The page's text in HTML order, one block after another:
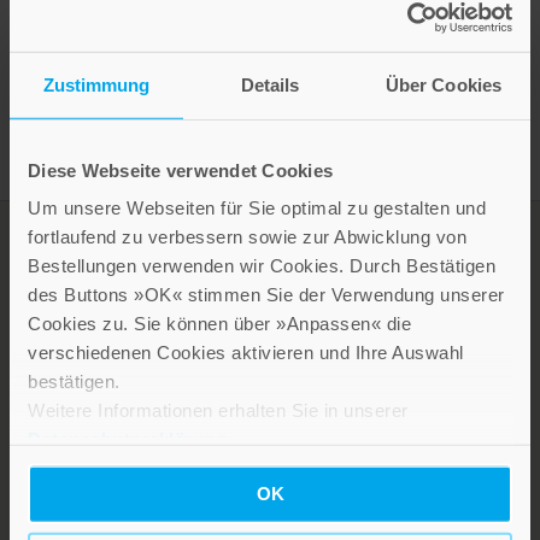
Zustimmung Details Über Cookies
Diese Webseite verwendet Cookies
Um unsere Webseiten für Sie optimal zu gestalten und
fortlaufend zu verbessern sowie zur Abwicklung von
Bestellungen verwenden wir Cookies. Durch Bestätigen
des Buttons »OK« stimmen Sie der Verwendung unserer
Cookies zu. Sie können über »Anpassen« die
verschiedenen Cookies aktivieren und Ihre Auswahl
bestätigen.
Weitere Informationen erhalten Sie in unserer
OK
Presseinformation drucken
NEWSLETTER
KARRIERE